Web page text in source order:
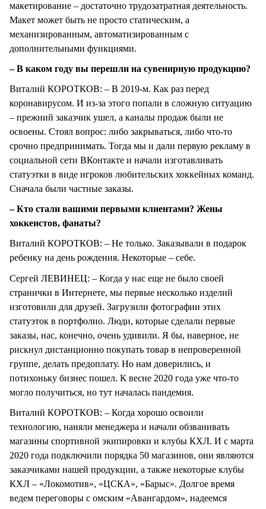
макетирование – достаточно трудозатратная деятельность.
Макет может быть не просто статическим, а
механизированным, автоматизированным с
дополнительными функциями.
– В каком году вы перешли на сувенирную продукцию?
Виталий КОРОТКОВ: – В 2019-м. Как раз перед
коронавирусом. И из-за этого попали в сложную ситуацию
– прежний заказчик ушел, а каналы продаж были не
освоены. Стоял вопрос: либо закрываться, либо что-то
срочно предпринимать. Тогда мы и дали первую рекламу в
социальной сети ВКонтакте и начали изготавливать
статуэтки в виде игроков любительских хоккейных команд.
Сначала были частные заказы.
– Кто стали вашими первыми клиентами? Жены
хоккеистов, фанаты?
Виталий КОРОТКОВ: – Не только. Заказывали в подарок
ребенку на день рождения. Некоторые – себе.
Сергей ЛЕВИНЕЦ: – Когда у нас еще не было своей
странички в Интернете, мы первые несколько изделий
изготовили для друзей. Загрузили фотографии этих
статуэток в портфолио. Люди, которые сделали первые
заказы, нас, конечно, очень удивили. Я бы, наверное, не
рискнул дистанционно покупать товар в непроверенной
группе, делать предоплату. Но нам доверились, и
потихоньку бизнес пошел. К весне 2020 года уже что-то
могло получиться, но тут началась пандемия.
Виталий КОРОТКОВ: – Когда хорошо освоили
технологию, наняли менеджера и начали обзванивать
магазины спортивной экипировки и клубы КХЛ. И с марта
2020 года подключили порядка 50 магазинов, они являются
заказчиками нашей продукции, а также некоторые клубы
КХЛ – «Локомотив», «ЦСКА», «Барыс». Долгое время
ведем переговоры с омским «Авангардом», надеемся